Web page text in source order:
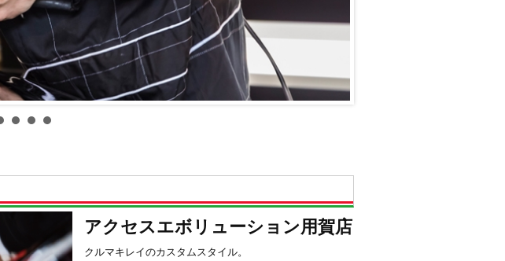
アクセスエボリューション用賀店
クルマキレイのカスタムスタイル。